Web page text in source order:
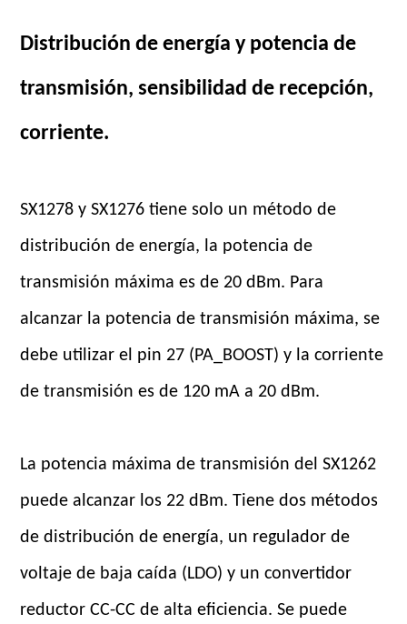
Distribución de energía y potencia de
transmisión, sensibilidad de recepción,
corriente.
SX1278 y SX1276 tiene solo un método de
distribución de energía, la potencia de
transmisión máxima es de 20 dBm. Para
alcanzar la potencia de transmisión máxima, se
debe utilizar el pin 27 (PA_BOOST) y la corriente
de transmisión es de 120 mA a 20 dBm.
La potencia máxima de transmisión del SX1262
puede alcanzar los 22 dBm. Tiene dos métodos
de distribución de energía, un regulador de
voltaje de baja caída (LDO) y un convertidor
reductor CC-CC de alta eficiencia. Se puede